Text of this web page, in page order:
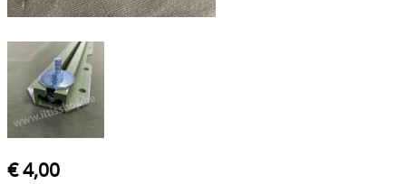
Ontsteking (militair & civiel)
Interieur
Motorisch & toebehoren
Koelsysteem
€ 4,00